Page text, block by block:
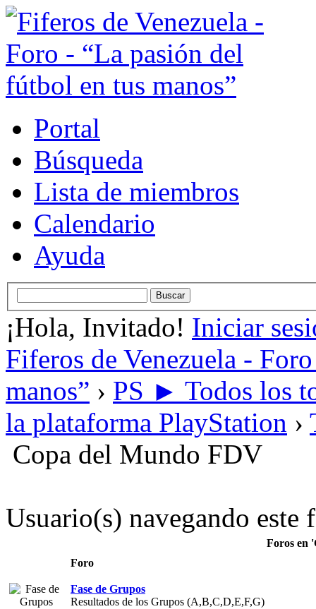
Portal
Búsqueda
Lista de miembros
Calendario
Ayuda
¡Hola, Invitado! Iniciar
Fiferos de Venezuela -
manos” › PS ► Todos los
la plataforma PlayStation ›
Copa del Mundo FDV
Usuario(s) navegando
Foros en
Foro
Fase de Grupos
Resultados de los Grupos (A,B,C,D,E,F,G)